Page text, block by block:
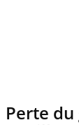
Perte